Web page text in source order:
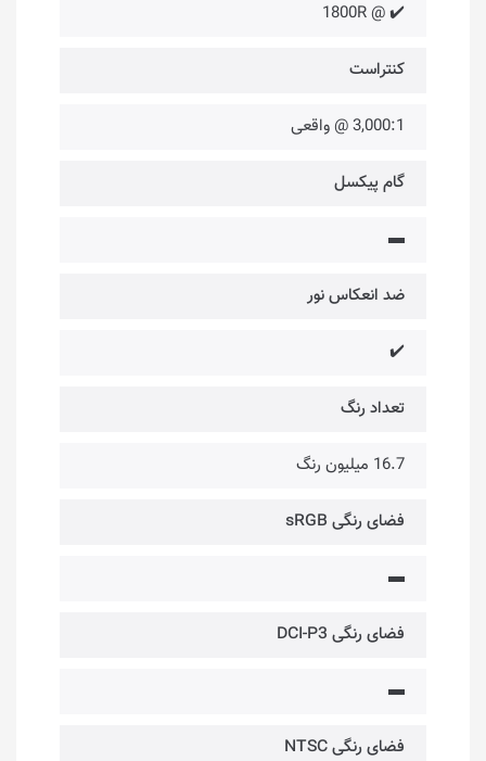
✔️ @ 1800R
کنتراست
3,000:1 @ واقعی
گام پیکسل
▬
ضد انعکاس نور
✔️
تعداد رنگ
16.7 میلیون رنگ
فضای رنگی sRGB
▬
فضای رنگی DCI-P3
▬
فضای رنگی NTSC